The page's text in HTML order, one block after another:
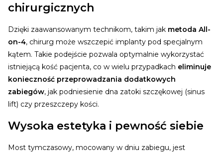
chirurgicznych
Dzięki zaawansowanym technikom, takim jak metoda All-
on-4, chirurg może wszczepić implanty pod specjalnym
kątem. Takie podejście pozwala optymalnie wykorzystać
istniejącą kość pacjenta, co w wielu przypadkach eliminuje
konieczność przeprowadzania dodatkowych
zabiegów, jak podniesienie dna zatoki szczękowej (sinus
lift) czy przeszczepy kości.
Wysoka estetyka i pewność siebie
Most tymczasowy, mocowany w dniu zabiegu, jest